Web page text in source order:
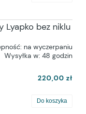
Lyapko bez niklu
na wyczerpaniu
Wysyłka w: 48 godzin
220,00 zł
Do koszyka